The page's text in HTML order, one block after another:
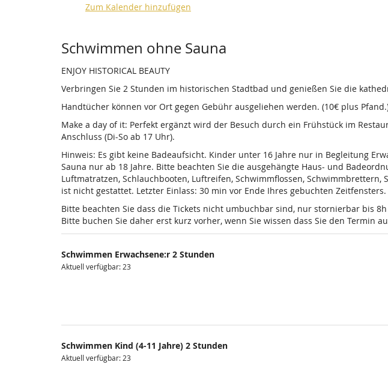
Zum Kalender hinzufügen
Produkte
Schwimmen ohne Sauna
ENJOY HISTORICAL BEAUTY
Verbringen Sie 2 Stunden im historischen Stadtbad und genießen Sie die
Handtücher können vor Ort gegen Gebühr ausgeliehen werden. (10€ plus
Make a day of it: Perfekt ergänzt wird der Besuch durch ein Frühstück im
Anschluss (Di-So ab 17 Uhr).
Hinweis: Es gibt keine Badeaufsicht. Kinder unter 16 Jahre nur in Begleitung
Sauna nur ab 18 Jahre. Bitte beachten Sie die ausgehängte Haus- und
Luftmatratzen, Schlauchbooten, Luftreifen, Schwimmflossen,
ist nicht gestattet. Letzter Einlass: 30 min vor Ende Ihres gebuchten Zeitfensters.
Bitte beachten Sie dass die Tickets nicht umbuchbar sind, nur stornierbar bis
Bitte buchen Sie daher erst kurz vorher, wenn Sie wissen dass Sie den Termin
Schwimmen Erwachsene:r 2 Stunden
Aktuell verfügbar: 23
Schwimmen Kind (4-11 Jahre) 2 Stunden
Aktuell verfügbar: 23